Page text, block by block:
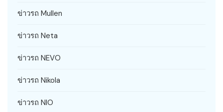
ข่าวรถ Mullen
ข่าวรถ Neta
ข่าวรถ NEVO
ข่าวรถ Nikola
ข่าวรถ NIO